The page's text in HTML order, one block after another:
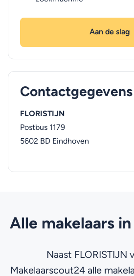
Aan de slag
Contactgegevens
FLORISTIJN
Postbus 1179
5602 BD Eindhoven
Alle makelaars
Naast FLORISTIJN
Makelaarscout24 alle